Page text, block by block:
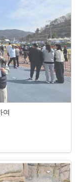
회’에 ‘식물식평화
에서 두번째가 이수
여